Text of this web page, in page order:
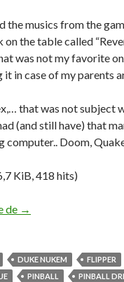
the musics from the
the table called
was not my favorite
it in case of my parents
that was not subject
(and still have) that
computer.. Doom,
KiB, 418 hits)
de →
DUKE NUKEM FLIPPER
PINBALL PINBALL